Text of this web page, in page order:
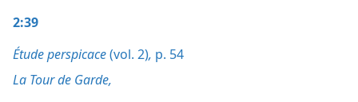
2:39
Étude perspicace(vol. 2), p. 54
La Tour de Garde,